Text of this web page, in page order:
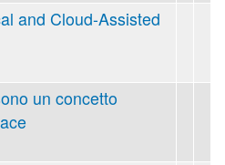
and Cloud-Assisted
un concetto